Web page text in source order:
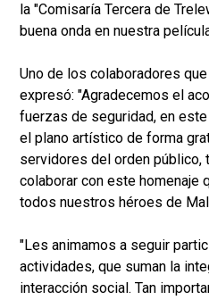
la "Comisaría Tercera de
buena onda en nuestra
Uno de los colaboradores
expresó: "Agradecemos el
fuerzas de seguridad, en
el plano artístico de forma
servidores del orden
colaborar con este homenaje
todos nuestros héroes de
"Les animamos a seguir
actividades, que suman la
interacción social. Tan